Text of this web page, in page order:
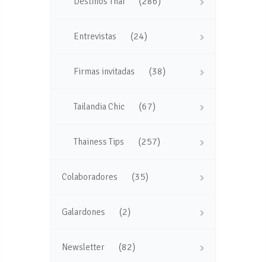
Entrevistas (24)
Firmas invitadas (38)
Tailandia Chic (67)
Thainess Tips (257)
Colaboradores (35)
Galardones (2)
Newsletter (82)